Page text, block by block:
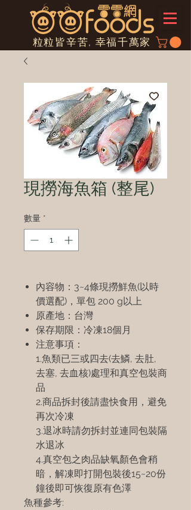
粒粒皆辛苦, 幸福千萬家
現撈海魚箱 (整尾)
數量 *
內容物：3~4條現撈鮮魚(以時
價選配)，單包 200 g以上
原產地：台灣
保存期限：冷凍18個月
注意事項：
1.魚類已三或四去(去鱗, 去肚,
去塞, 去血核)處理和真空包裝商
品
2.商品拆封後請盡快食用，避免
再次冷凍
3.退冰時請勿拆封並連同包裝隔
水退冰
4.真空包之肉品缺氧顏色會稍
暗，解凍即打開包裝後15~20份
鐘後即可恢復原有色澤
魚種參考: